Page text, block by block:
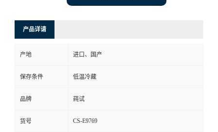
产品详请
产地 进口、国产
保存条件 低温冷藏
品牌 莼试
货号 CS-E9769